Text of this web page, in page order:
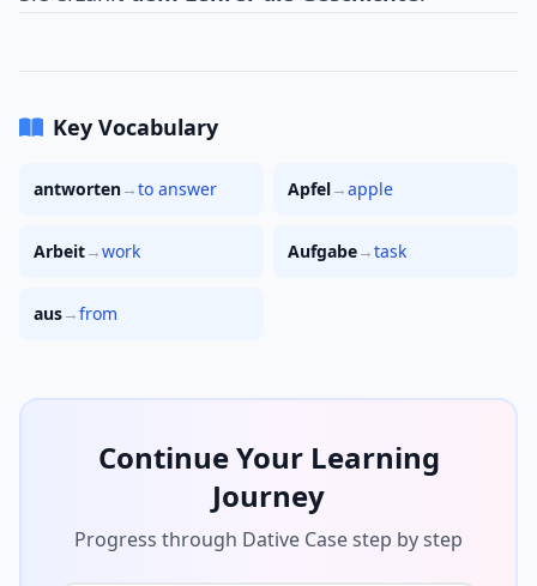
Key Vocabulary
antworten→to answer Apfel→apple
Arbeit→work Aufgabe→task
aus→from
Continue Your Learning
Journey
Progress through Dative Case step by step